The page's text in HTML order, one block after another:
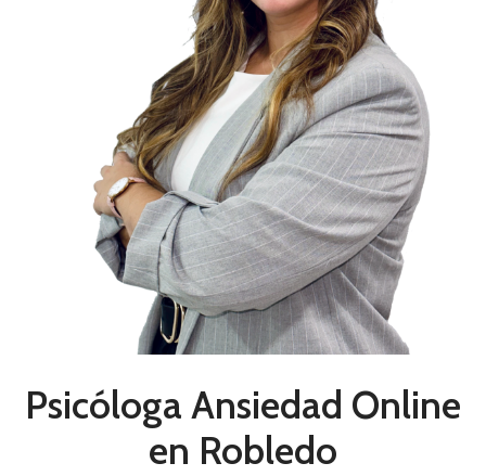
Psicóloga Ansiedad Online
en Robledo